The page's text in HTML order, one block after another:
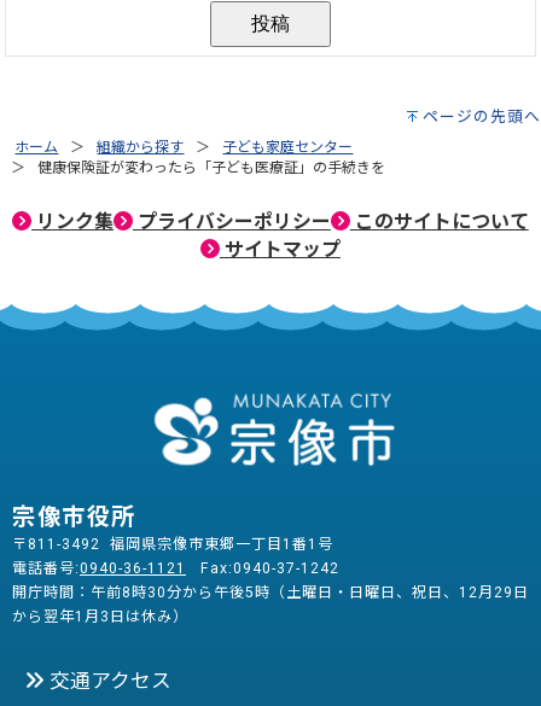
ページの先頭へ
ホーム 組織から探す
子ども家庭センター
健康保険証が変わったら「子ども医療証」の手続きを
リンク集 プライバシーポリシー
このサイトについて
サイトマップ
宗像市役所
〒811-3492 福岡県宗像市東郷一丁目1番1号
電話番号:0940-36-1121
Fax:0940-37-1242
開庁時間：午前8時30分から午後5時（土曜日・日曜日、祝日、12月29日
から翌年1月3日は休み）
交通アクセス